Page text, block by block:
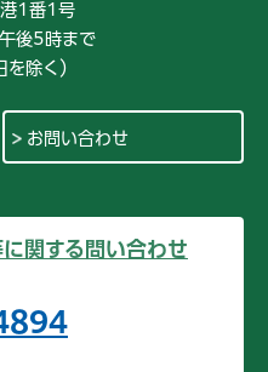
1番1号
後5時まで
除く）
お問い合わせ
関する問い合わせ